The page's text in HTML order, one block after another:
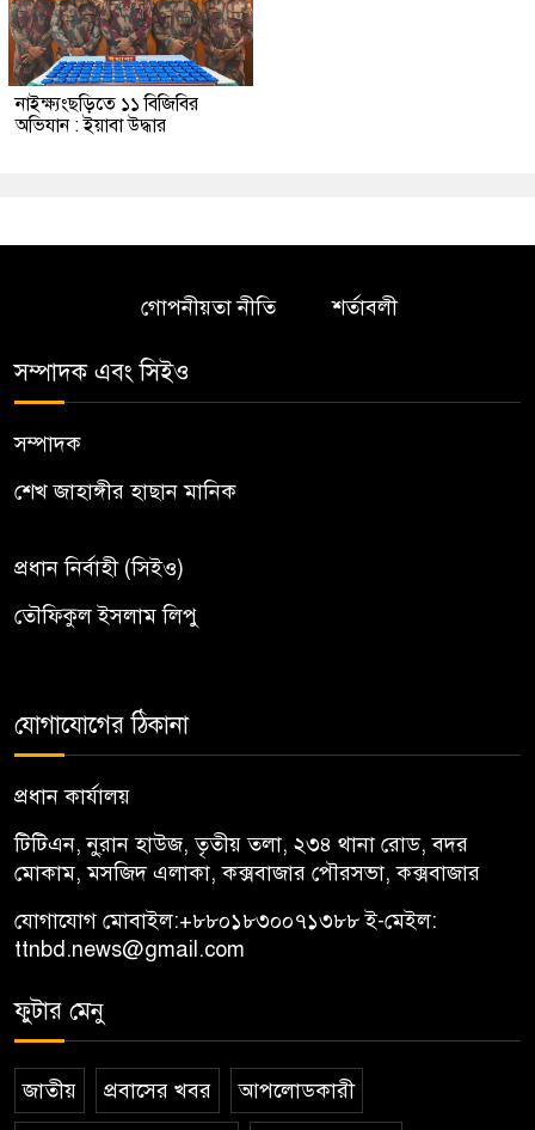
নাইক্ষ্যংছড়িতে ১১ বিজিবির
অভিযান : ইয়াবা উদ্ধার
গোপনীয়তা নীতি শর্তাবলী
সম্পাদক এবং সিইও
সম্পাদক
শেখ জাহাঙ্গীর হাছান মানিক
প্রধান নির্বাহী (সিইও)
তৌফিকুল ইসলাম লিপু
যোগাযোগের ঠিকানা
প্রধান কার্যালয়
টিটিএন, নু্রান হাউজ, তৃতীয় তলা, ২৩৪ থানা রোড, বদর
মোকাম, মসজিদ এলাকা, কক্সবাজার পৌরসভা, কক্সবাজার
যোগাযোগ মোবাইল:+৮৮০১৮৩০০৭১৩৮৮ই-মেইল:
ttnbd.news@gmail.com
ফুটার মেনু
জাতীয় প্রবাসের খবর আপলোডকারী